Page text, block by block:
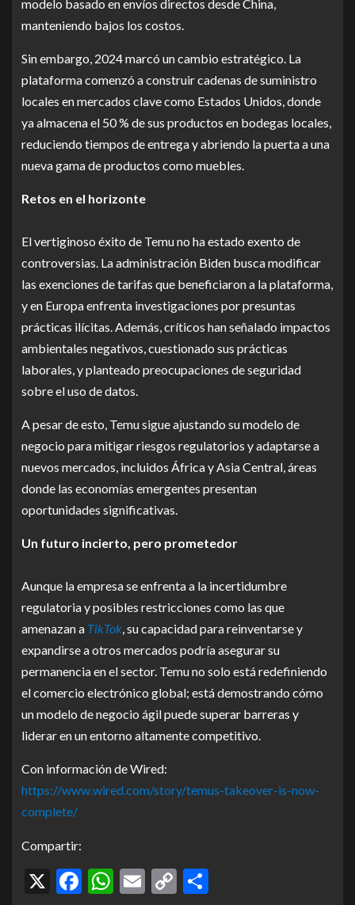
modelo basado en envíos directos desde China,
manteniendo bajos los costos.
Sin embargo, 2024 marcó un cambio estratégico. La
plataforma comenzó a construir cadenas de suministro
locales en mercados clave como Estados Unidos, donde
ya almacena el 50 % de sus productos en bodegas locales,
reduciendo tiempos de entrega y abriendo la puerta a una
nueva gama de productos como muebles.
Retos en el horizonte
El vertiginoso éxito de Temu no ha estado exento de
controversias. La administración Biden busca modificar
las exenciones de tarifas que beneficiaron a la plataforma,
y en Europa enfrenta investigaciones por presuntas
prácticas ilícitas. Además, críticos han señalado impactos
ambientales negativos, cuestionado sus prácticas
laborales, y planteado preocupaciones de seguridad
sobre el uso de datos.
A pesar de esto, Temu sigue ajustando su modelo de
negocio para mitigar riesgos regulatorios y adaptarse a
nuevos mercados, incluidos África y Asia Central, áreas
donde las economías emergentes presentan
oportunidades significativas.
Un futuro incierto, pero prometedor
Aunque la empresa se enfrenta a la incertidumbre
regulatoria y posibles restricciones como las que
amenazan a TikTok, su capacidad para reinventarse y
expandirse a otros mercados podría asegurar su
permanencia en el sector. Temu no solo está redefiniendo
el comercio electrónico global; está demostrando cómo
un modelo de negocio ágil puede superar barreras y
liderar en un entorno altamente competitivo.
Con información de Wired:
https://www.wired.com/story/temus-takeover-is-now-
complete/
Compartir:
X Facebook
WhatsApp
Email
Copy